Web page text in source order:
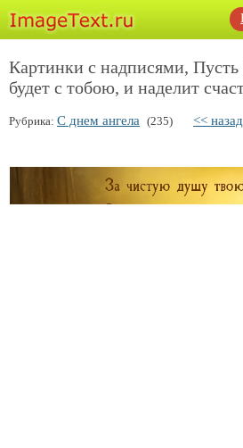
Картинки с надписями,
будет с тобою, и наделит
Рубрика: С днем ангела (235) << назад